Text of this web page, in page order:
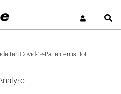
Covid-19-Patienten ist tot